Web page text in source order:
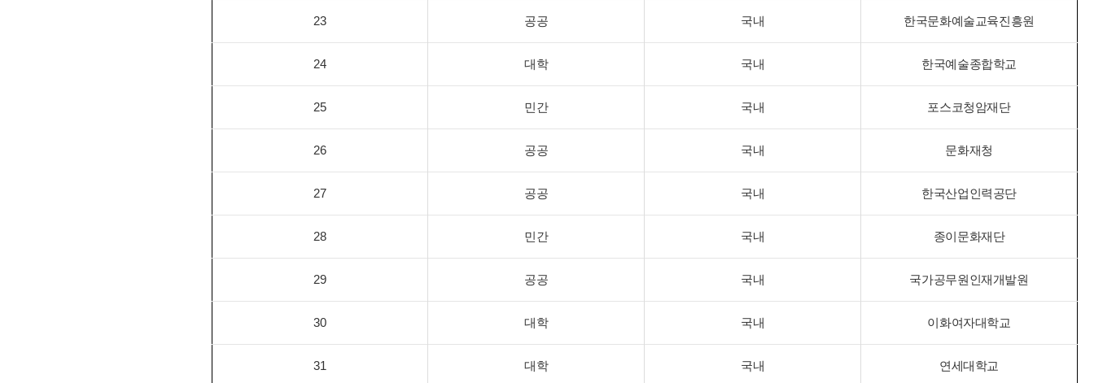
23 공공 국내 한국문화예술교육진흥원
24 대학 국내 한국예술종합학교
25 민간 국내 포스코청암재단
26 공공 국내 문화재청
27 공공 국내 한국산업인력공단
28 민간 국내 종이문화재단
29 공공 국내 국가공무원인재개발원
30 대학 국내 이화여자대학교
31 대학 국내 연세대학교